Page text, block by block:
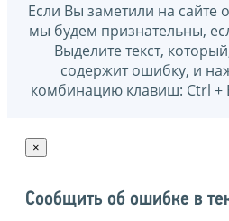
Если Вы заметили на сайте
мы будем признательны,
Выделите текст,
содержит ошибку, и
комбинацию клавиш: Ctrl +
×
Сообщить об ошибке в